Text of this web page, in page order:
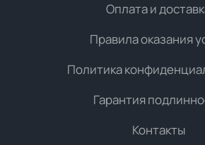
Оплата и
Правила оказания
Политика
Гарантия
Контакты